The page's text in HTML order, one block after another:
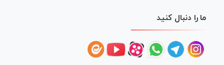
ما را دنبال کنید